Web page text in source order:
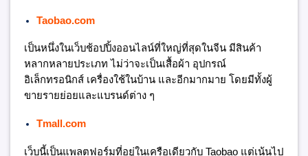
Taobao.com
เป็นหนึ่งในเว็บช้อปปิ้งออนไลน์ที่ใหญ่ที่สุดในจีน มีสินค้า
หลากหลายประเภท ไม่ว่าจะเป็นเสื้อผ้า อุปกรณ์
อิเล็กทรอนิกส์ เครื่องใช้ในบ้าน และอีกมากมาย โดยมีทั้งผู้
ขายรายย่อยและแบรนด์ต่าง ๆ
Tmall.com
เว็บนี้เป็นแพลตฟอร์มที่อยู่ในเครือเดียวกับ Taobao แต่เน้นไป